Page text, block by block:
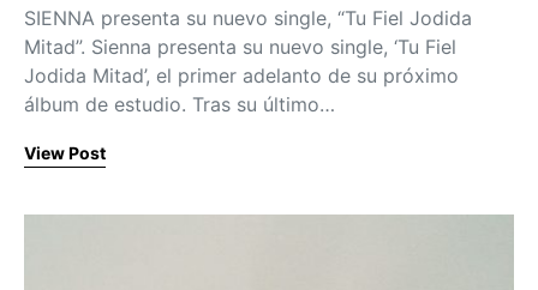
SIENNA presenta su nuevo single, “Tu Fiel Jodida
Mitad”. Sienna presenta su nuevo single, ‘Tu Fiel
Jodida Mitad’, el primer adelanto de su próximo
álbum de estudio. Tras su último…
View Post